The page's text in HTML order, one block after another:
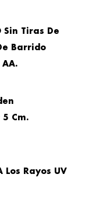
Sin Tiras De
Barrido
Cm.
Los Rayos UV